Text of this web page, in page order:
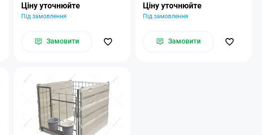
Ціну уточнюйте
Під замовлення
Замовити
Ціну уточнюйте
Під замовлення
Замовити